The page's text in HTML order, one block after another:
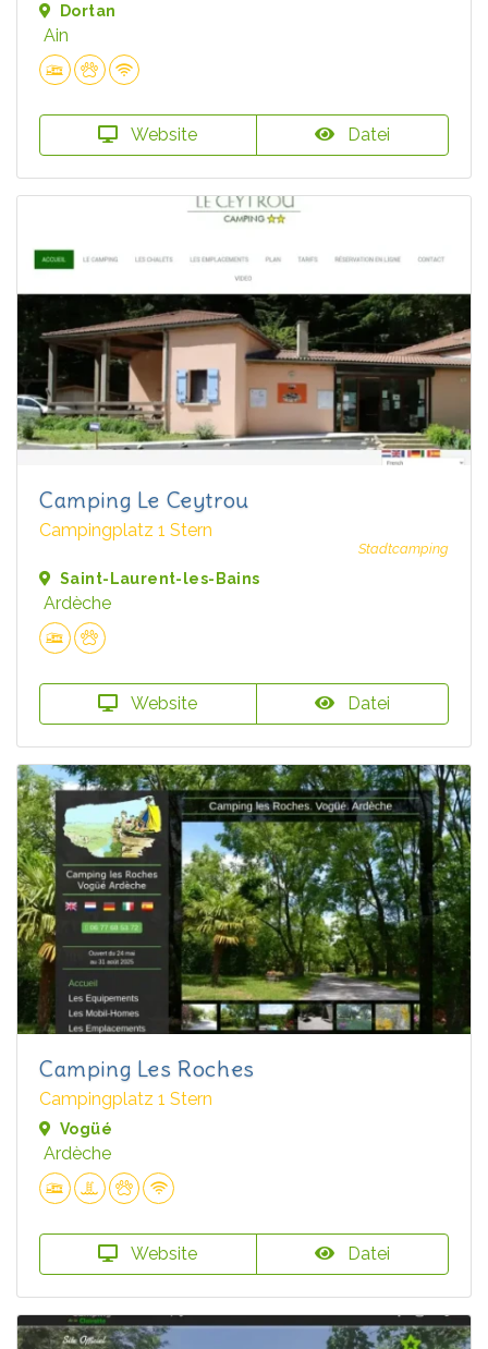
Dortan
Ain
Website Datei
Camping Le Ceytrou
Campingplatz 1 Stern
Stadtcamping
Saint-Laurent-les-Bains
Ardèche
Website Datei
Camping Les Roches
Campingplatz 1 Stern
Vogüé
Ardèche
Website Datei